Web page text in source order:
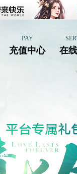
PAY
充值中心 在